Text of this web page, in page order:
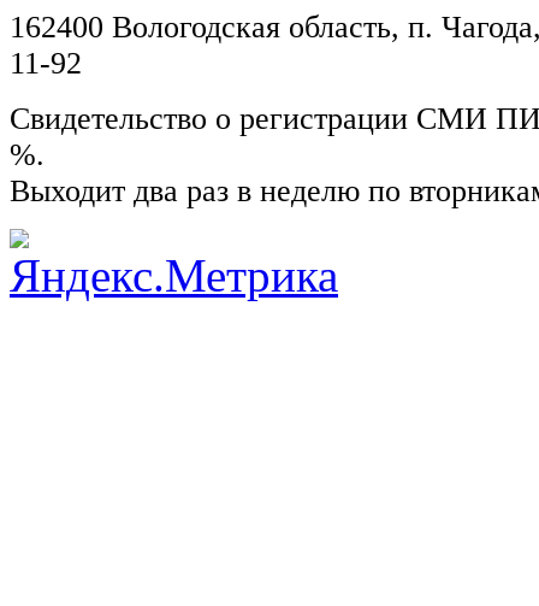
162400 Вологодская область, п.
11-92
Свидетельство о регистрации СМИ
%.
Выходит два раз в неделю по